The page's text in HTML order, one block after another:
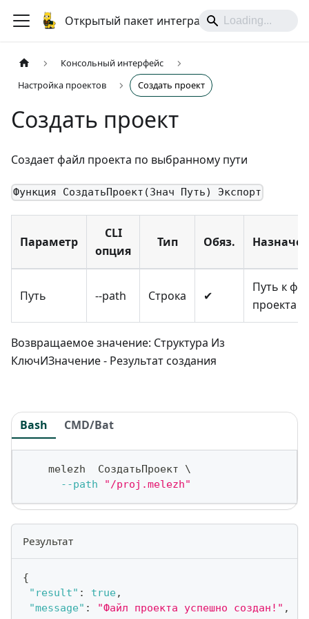
Открытый пакет интеграций
Консольный интерфейс
Настройка проектов
Создать проект
Создать проект
Создает файл проекта по выбранному пути
Функция СоздатьПроект(Знач Путь) Экспорт
Параметр
CLI
опция
Тип Обяз.
Путь --path Строка ✔
Путь к
проекта
Возвращаемое значение: Структура Из
КлючИЗначение - Результат создания
Bash CMD/Bat
    melezh  СоздатьПроект
\
--path
"/proj.melezh"
Результат
{
"result" : true,
"message" : "Файл проекта успешно создан!" ,